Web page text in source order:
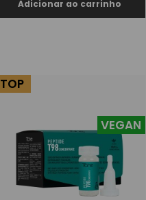
VEGAN
TOP